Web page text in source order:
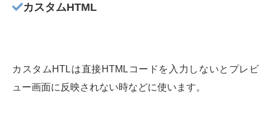
カスタムHTML
カスタムHTLは直接HTMLコードを入力しないとプレビ
ュー画面に反映されない時などに使います。